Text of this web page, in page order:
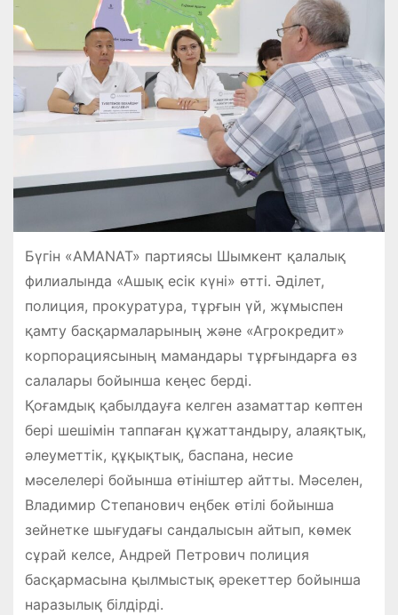
Бүгін «AMANAT» партиясы Шымкент қалалық
филиалында «Ашық есік күні» өтті. Әділет,
полиция, прокуратура, тұрғын үй, жұмыспен
қамту басқармаларының және «Агрокредит»
корпорациясының мамандары тұрғындарға өз
салалары бойынша кеңес берді.
Қоғамдық қабылдауға келген азаматтар көптен
бері шешімін таппаған құжаттандыру, алаяқтық,
әлеуметтік, құқықтық, баспана, несие
мәселелері бойынша өтініштер айтты. Мәселен,
Владимир Степанович еңбек өтілі бойынша
зейнетке шығудағы сандалысын айтып, көмек
сұрай келсе, Андрей Петрович полиция
басқармасына қылмыстық әрекеттер бойынша
наразылық білдірді.